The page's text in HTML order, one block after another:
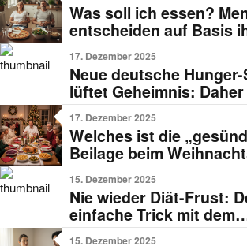
Was soll ich essen?
entscheiden auf Basis
individuellen „Intuition
perfekte Kombi!
17. Dezember 2025
Neue deutsche
lüftet Geheimnis:
die „Hangry-Laune“!
17. Dezember 2025
Welches ist die
Beilage beim
15. Dezember 2025
Nie wieder Diät-Frust:
einfache Trick mit dem
Ernährungstagebuch
15. Dezember 2025